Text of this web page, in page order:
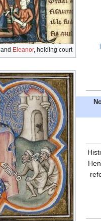
and Eleanor, holding court